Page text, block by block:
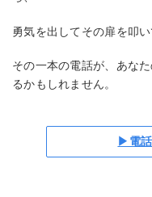
勇気を出してその扉を叩い
その一本の電話が、あな
るかもしれません。
▶電